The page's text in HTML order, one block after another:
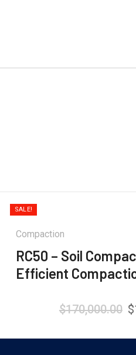
SALE!
Compaction
RC50 – Soil
Efficient
5.00$170,000.00 $